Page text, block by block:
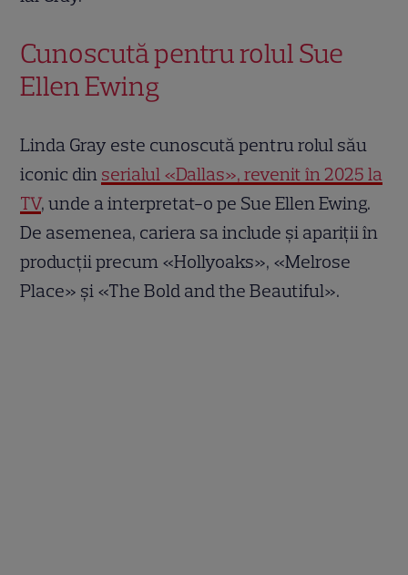
Cunoscută pentru rolul Sue
Ellen Ewing
Linda Gray este cunoscută pentru rolul său
iconic din serialul «Dallas», revenit în 2025 la
TV, unde a interpretat-o pe Sue Ellen Ewing.
De asemenea, cariera sa include și apariții în
producții precum «Hollyoaks», «Melrose
Place» și «The Bold and the Beautiful».